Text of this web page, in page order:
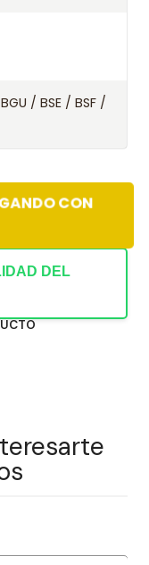
/ BSE / BSF /
CON
DEL